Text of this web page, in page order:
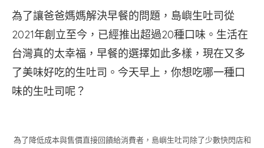
為了讓爸爸媽媽解決早餐的問題，島嶼生吐司從
2021年創立至今，已經推出超過20種口味。生活在
台灣真的太幸福，早餐的選擇如此多樣，現在又多
了美味好吃的生吐司。今天早上，你想吃哪一種口
味的生吐司呢？
為了降低成本與售價直接回饋給消費者，島嶼生吐司除了少數快閃店和